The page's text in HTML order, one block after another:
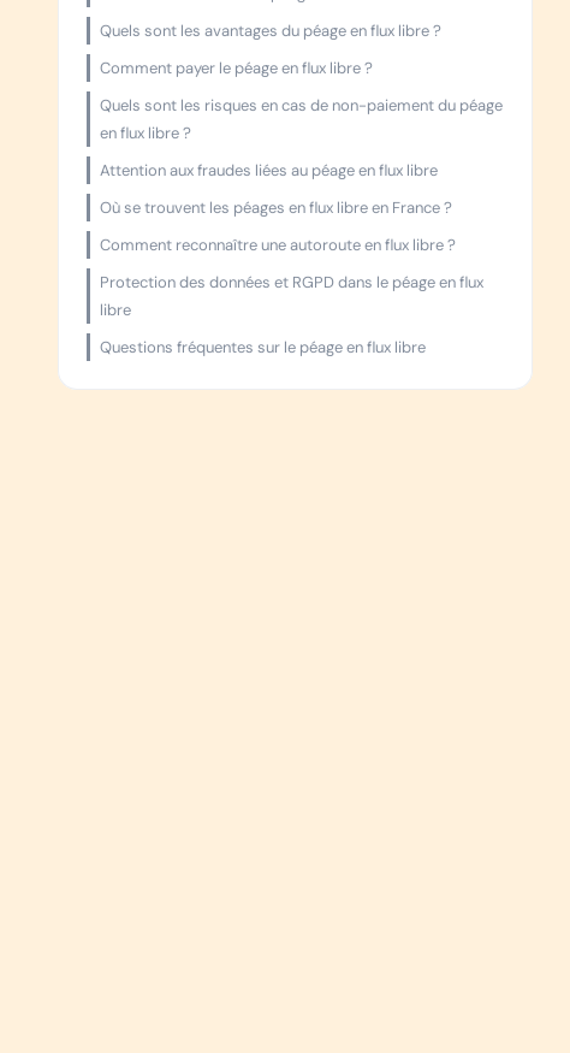
Quels sont les avantages du péage en flux libre ?
Comment payer le péage en flux libre ?
Quels sont les risques en cas de non-paiement du péage
en flux libre ?
Attention aux fraudes liées au péage en flux libre
Où se trouvent les péages en flux libre en France ?
Comment reconnaître une autoroute en flux libre ?
Protection des données et RGPD dans le péage en flux
libre
Questions fréquentes sur le péage en flux libre